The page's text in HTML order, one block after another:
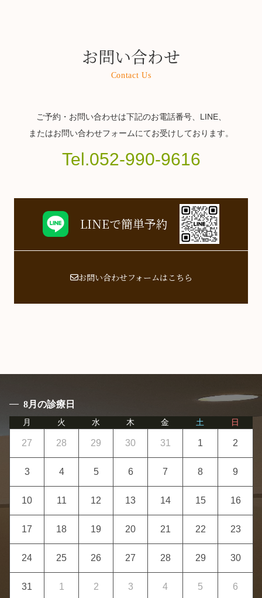
お問い合わせ
Contact Us
ご予約・お問い合わせは下記のお電話番号、LINE、
またはお問い合わせフォームにてお受けしております。
Tel.052-990-9616
LINEで簡単予約
お問い合わせフォームはこちら
8月の診療日
月 火 水 木 金 土 日
27 28 29 30 31 1 2
3 4 5 6 7 8 9
10 11 12 13 14 15 16
17 18 19 20 21 22 23
24 25 26 27 28 29 30
31 1 2 3 4 5 6